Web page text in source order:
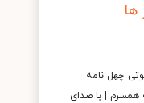
ها
چهل نامه
همسرم | با صدای